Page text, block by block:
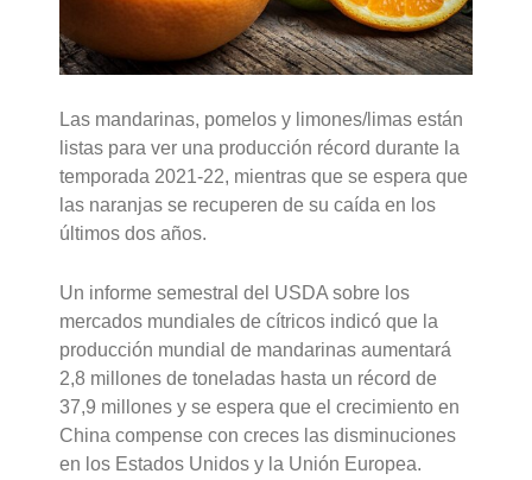
Las mandarinas, pomelos y limones/limas están
listas para ver una producción récord durante la
temporada 2021-22, mientras que se espera que
las naranjas se recuperen de su caída en los
últimos dos años.
Un informe semestral del USDA sobre los
mercados mundiales de cítricos indicó que la
producción mundial de mandarinas aumentará
2,8 millones de toneladas hasta un récord de
37,9 millones y se espera que el crecimiento en
China compense con creces las disminuciones
en los Estados Unidos y la Unión Europea.